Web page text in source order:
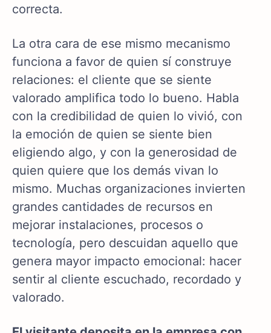
correcta.
La otra cara de ese mismo mecanismo
funciona a favor de quien sí construye
relaciones: el cliente que se siente
valorado amplifica todo lo bueno. Habla
con la credibilidad de quien lo vivió, con
la emoción de quien se siente bien
eligiendo algo, y con la generosidad de
quien quiere que los demás vivan lo
mismo. Muchas organizaciones invierten
grandes cantidades de recursos en
mejorar instalaciones, procesos o
tecnología, pero descuidan aquello que
genera mayor impacto emocional: hacer
sentir al cliente escuchado, recordado y
valorado.